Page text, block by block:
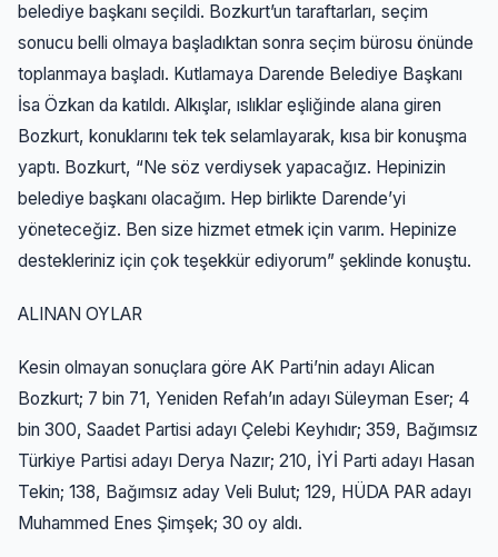
belediye başkanı seçildi. Bozkurt’un taraftarları, seçim
sonucu belli olmaya başladıktan sonra seçim bürosu önünde
toplanmaya başladı. Kutlamaya Darende Belediye Başkanı
İsa Özkan da katıldı. Alkışlar, ıslıklar eşliğinde alana giren
Bozkurt, konuklarını tek tek selamlayarak, kısa bir konuşma
yaptı. Bozkurt, “Ne söz verdiysek yapacağız. Hepinizin
belediye başkanı olacağım. Hep birlikte Darende’yi
yöneteceğiz. Ben size hizmet etmek için varım. Hepinize
destekleriniz için çok teşekkür ediyorum” şeklinde konuştu.
ALINAN OYLAR
Kesin olmayan sonuçlara göre AK Parti’nin adayı Alican
Bozkurt; 7 bin 71, Yeniden Refah’ın adayı Süleyman Eser; 4
bin 300, Saadet Partisi adayı Çelebi Keyhıdır; 359, Bağımsız
Türkiye Partisi adayı Derya Nazır; 210, İYİ Parti adayı Hasan
Tekin; 138, Bağımsız aday Veli Bulut; 129, HÜDA PAR adayı
Muhammed Enes Şimşek; 30 oy aldı.